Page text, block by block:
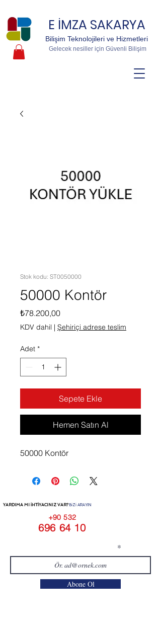
E İMZA SAKARYA
Bilişim Teknolojileri ve Hizmetleri
Gelecek nesiller için Güvenli Bilişim
Stok kodu: ST0050000
50000 Kontör
₺78.200,00Fiyat
KDV dahil | Şehiriçi adrese teslim
Adet *
Sepete Ekle
Hemen Satın Al
50000 Kontör
YARDIMA MI İHTİYACINIZ VAR? BİZİ ARAYIN
+90 532
696 64 10
Abone Ol